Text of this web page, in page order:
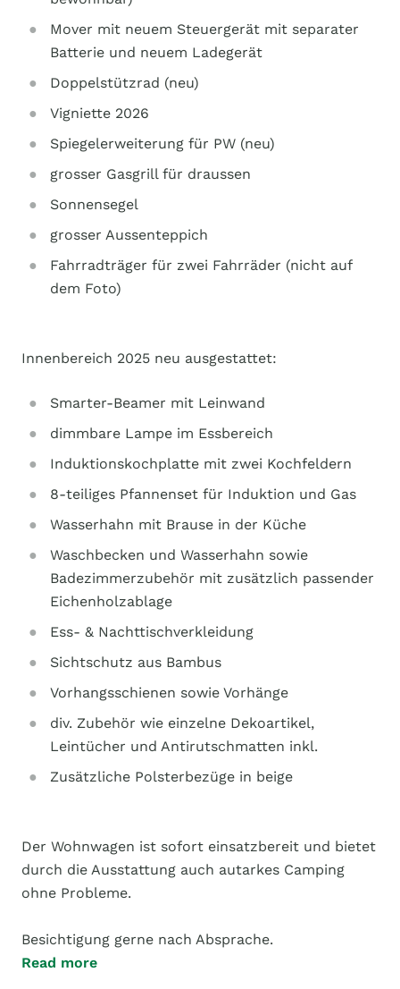
Mover mit neuem Steuergerät mit separater
Batterie und neuem Ladegerät
Doppelstützrad (neu)
Vigniette 2026
Spiegelerweiterung für PW (neu)
grosser Gasgrill für draussen
Sonnensegel
grosser Aussenteppich
Fahrradträger für zwei Fahrräder (nicht auf
dem Foto)
Innenbereich 2025 neu ausgestattet:
Smarter-Beamer mit Leinwand
dimmbare Lampe im Essbereich
Induktionskochplatte mit zwei Kochfeldern
8-teiliges Pfannenset für Induktion und Gas
Wasserhahn mit Brause in der Küche
Waschbecken und Wasserhahn sowie
Badezimmerzubehör mit zusätzlich passender
Eichenholzablage
Ess- & Nachttischverkleidung
Sichtschutz aus Bambus
Vorhangsschienen sowie Vorhänge
div. Zubehör wie einzelne Dekoartikel,
Leintücher und Antirutschmatten inkl.
Zusätzliche Polsterbezüge in beige
Der Wohnwagen ist sofort einsatzbereit und bietet
durch die Ausstattung auch autarkes Camping
ohne Probleme.
Besichtigung gerne nach Absprache.
Read more